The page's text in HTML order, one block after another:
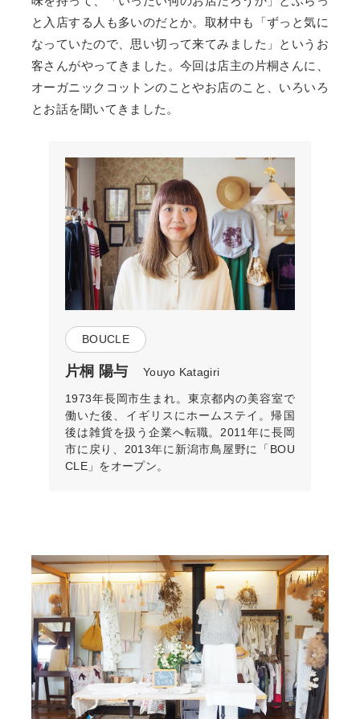
と入店する人も多いのだとか。取材中も「ずっと気に
なっていたので、思い切って来てみました」というお
客さんがやってきました。今回は店主の片桐さんに、
オーガニックコットンのことやお店のこと、いろいろ
とお話を聞いてきました。
BOUCLE
片桐 陽与 Youyo Katagiri
1973年長岡市生まれ。東京都内の美容室で
働いた後、イギリスにホームステイ。帰国
後は雑貨を扱う企業へ転職。2011年に長岡
市に戻り、2013年に新潟市鳥屋野に「BOU
CLE」をオープン。